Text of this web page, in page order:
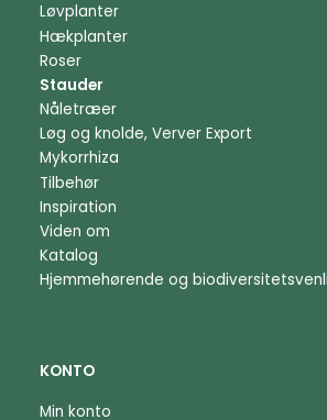
Løvplanter
Hækplanter
Roser
Stauder
Nåletræer
Løg og knolde, Verver Export
Mykorrhiza
Tilbehør
Inspiration
Viden om
Katalog
Hjemmehørende og
KONTO
Min konto